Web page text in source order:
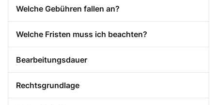
Welche Gebühren fallen an?
Welche Fristen muss ich beachten?
Bearbeitungsdauer
Rechtsgrundlage